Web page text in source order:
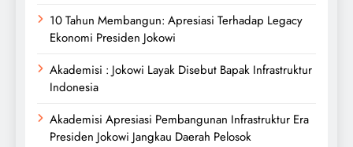
10 Tahun Membangun: Apresiasi Terhadap Legacy
Ekonomi Presiden Jokowi
Akademisi : Jokowi Layak Disebut Bapak Infrastruktur
Indonesia
Akademisi Apresiasi Pembangunan Infrastruktur Era
Presiden Jokowi Jangkau Daerah Pelosok